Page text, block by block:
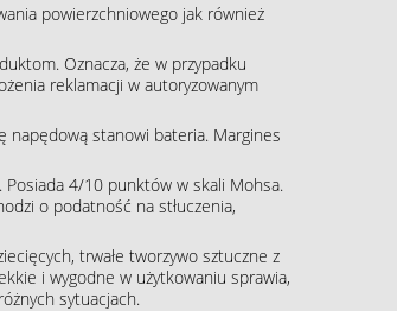
powierzchniowego jak również
Oznacza, że w przypadku
reklamacji w autoryzowanym
napędową stanowi bateria. Margines
Posiada 4/10 punktów w skali Mohsa.
o podatność na stłuczenia,
trwałe tworzywo sztuczne z
i wygodne w użytkowaniu sprawia,
sytuacjach.